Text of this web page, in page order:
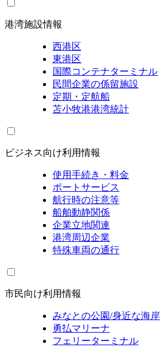
港湾施設情報
西港区
東港区
国際コンテナターミナル
民間企業の係留施設
定期・定航船
苫小牧港港湾統計
ビジネス向け利用情報
使用手続き・料金
ポートサービス
航行時の注意等
船舶動静関係
企業立地関連
港湾周辺企業
特殊車両の通行
市民向け利用情報
みなとの公園/身近な海岸
勇払マリーナ
フェリーターミナル